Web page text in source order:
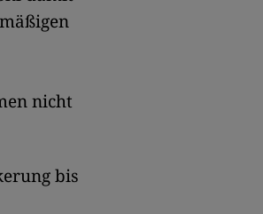
nicht
bis